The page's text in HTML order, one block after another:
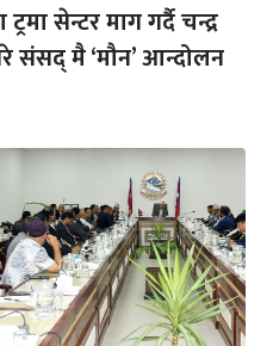
सेन्टर माग गर्दै चन्द्र
संसद् मै ‘मौन’ आन्दोलन